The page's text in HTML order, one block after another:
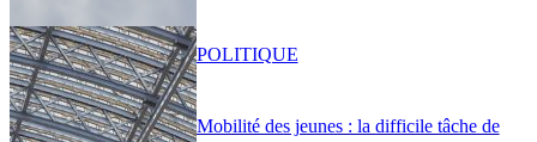
Mobilité des jeunes : la difficile tâche de
POLITIQUE